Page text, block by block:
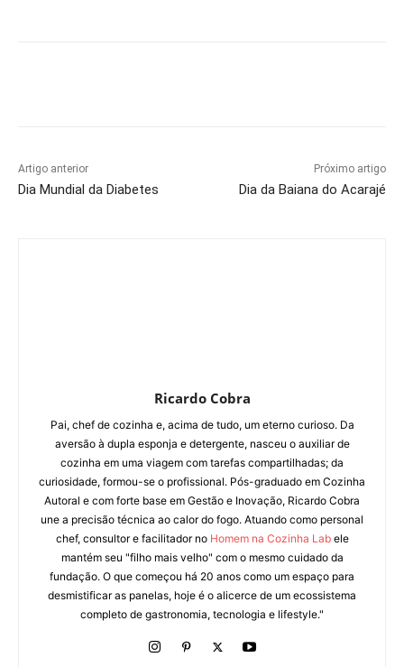
Artigo anterior
Dia Mundial da Diabetes
Próximo artigo
Dia da Baiana do Acarajé
Ricardo Cobra
Pai, chef de cozinha e, acima de tudo, um eterno curioso. Da
aversão à dupla esponja e detergente, nasceu o auxiliar de
cozinha em uma viagem com tarefas compartilhadas; da
curiosidade, formou-se o profissional. Pós-graduado em Cozinha
Autoral e com forte base em Gestão e Inovação, Ricardo Cobra
une a precisão técnica ao calor do fogo. Atuando como personal
chef, consultor e facilitador no Homem na Cozinha Labele
mantém seu "filho mais velho" com o mesmo cuidado da
fundação. O que começou há 20 anos como um espaço para
desmistificar as panelas, hoje é o alicerce de um ecossistema
completo de gastronomia, tecnologia e lifestyle."